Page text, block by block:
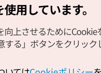
用しています。
上させるためにCookie
る」ボタンをクリック